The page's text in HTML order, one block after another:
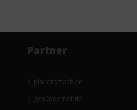
Partner
planetoftech.de
gesündernet.de